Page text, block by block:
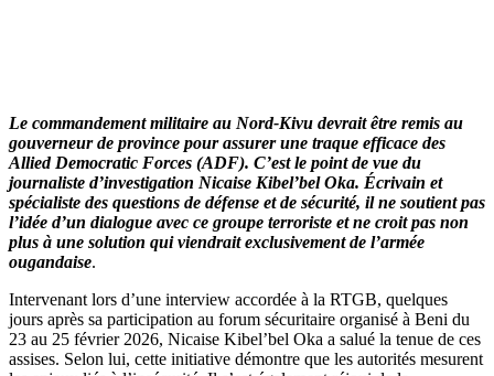
Le commandement militaire au Nord-Kivu devrait être remis au
gouverneur de province pour assurer une traque efficace des
Allied Democratic Forces (ADF). C’est le point de vue du
journaliste d’investigation Nicaise Kibel’bel Oka. Écrivain et
spécialiste des questions de défense et de sécurité, il ne soutient pas
l’idée d’un dialogue avec ce groupe terroriste et ne croit pas non
plus à une solution qui viendrait exclusivement de l’armée
ougandaise.
Intervenant lors d’une interview accordée à la RTGB, quelques
jours après sa participation au forum sécuritaire organisé à Beni du
23 au 25 février 2026, Nicaise Kibel’bel Oka a salué la tenue de ces
assises. Selon lui, cette initiative démontre que les autorités mesurent